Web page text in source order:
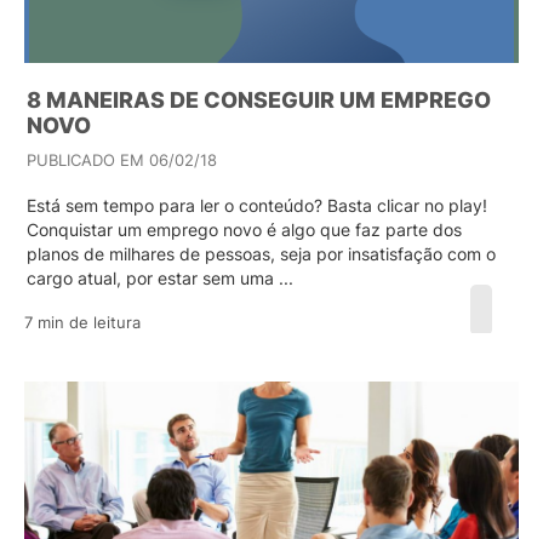
8 MANEIRAS DE CONSEGUIR UM EMPREGO
NOVO
PUBLICADO EM 06/02/18
Está sem tempo para ler o conteúdo? Basta clicar no play!
Conquistar um emprego novo é algo que faz parte dos
planos de milhares de pessoas, seja por insatisfação com o
cargo atual, por estar sem uma ...
7 min de leitura